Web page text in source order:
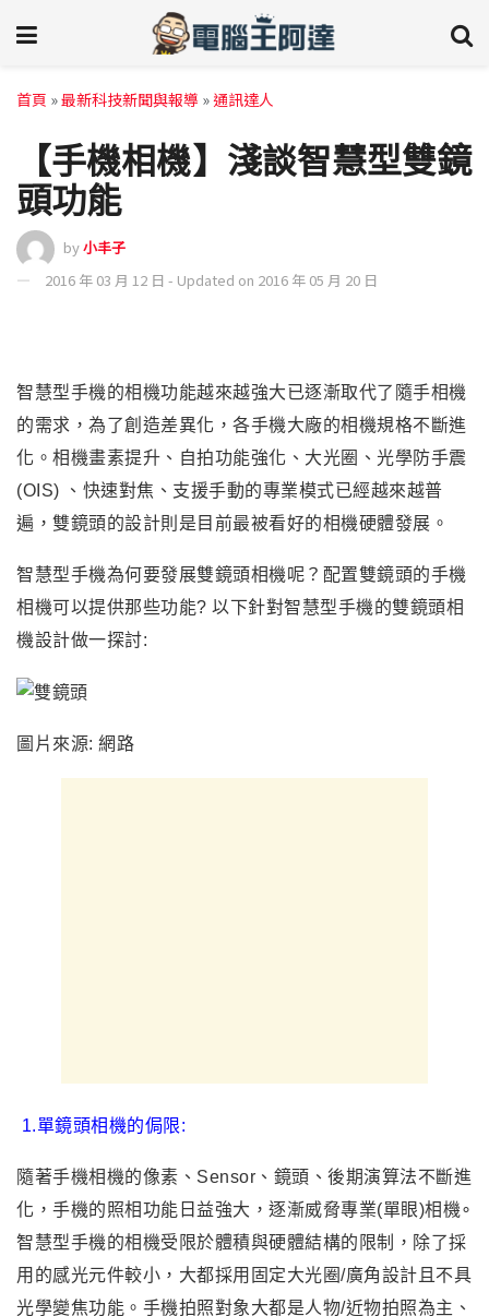
首頁 »最新科技新聞與報導 »通訊達人
【手機相機】淺談智慧型雙鏡
頭功能
by小丰子
2016 年 03 月 12 日 - Updated on 2016 年 05 月 20 日
智慧型手機的相機功能越來越強大已逐漸取代了隨手相機
的需求，為了創造差異化，各手機大廠的相機規格不斷進
化。相機畫素提升 、 自拍功能強化 、大光圈 、光學防手震
(OIS) 、快速對焦、支援手動的專業模式已經越來越普
遍，雙鏡頭的設計則是目前最被看好的相機硬體發展。
智慧型手機為何要發展雙鏡頭相機呢？配置雙鏡頭的手機
相機可以提供那些功能? 以下針對智慧型手機的雙鏡頭相
機設計做一探討:
圖片來源: 網路
1.單鏡頭相機的侷限:
隨著手機相機的像素、Sensor、鏡頭、後期演算法不斷進
化，手機的照相功能日益強大，逐漸威脅專業(單眼)相機∘
智慧型手機的相機受限於體積與硬體結構的限制，除了採
用的感光元件較小，大都採用固定大光圈/廣角設計且不具
光學變焦功能。手機拍照對象大都是人物/近物拍照為主、